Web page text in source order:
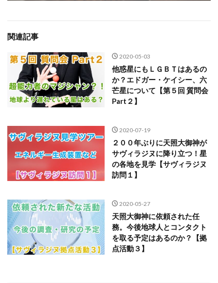
関連記事
2020-05-03
他惑星にもＬＧＢＴはあるの
か？エドガー・ケイシー、六
芒星について【第５回 質問会
Part２】
2020-07-19
２００年ぶりに天照大御神が
サヴィラジヌに降り立つ！星
の各地を見学【サヴィラジヌ
訪問１】
2020-05-27
天照大御神に依頼された任
務。今後地球人とコンタクト
を取る予定はあるのか？【拠
点活動３】